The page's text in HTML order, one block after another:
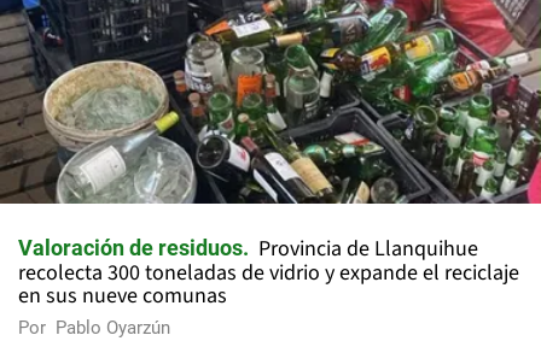
Valoración de residuos
Provincia de Llanquihue
recolecta 300 toneladas de vidrio y expande el reciclaje
en sus nueve comunas
Por Pablo Oyarzún